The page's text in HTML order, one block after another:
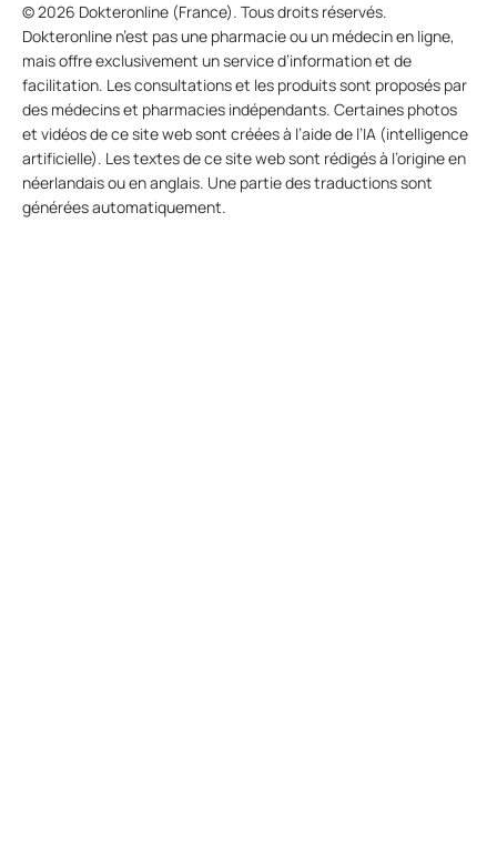
© 2026 Dokteronline (France). Tous droits réservés.
Dokteronline n’est pas une pharmacie ou un médecin en ligne,
mais offre exclusivement un service d’information et de
facilitation. Les consultations et les produits sont proposés par
des médecins et pharmacies indépendants. Certaines photos
et vidéos de ce site web sont créées à l’aide de l’IA (intelligence
artificielle). Les textes de ce site web sont rédigés à l’origine en
néerlandais ou en anglais. Une partie des traductions sont
générées automatiquement.